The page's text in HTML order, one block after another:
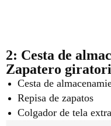
2: Cesta de
Zapatero
Cesta de
Repisa de zapatos
Colgador de tela